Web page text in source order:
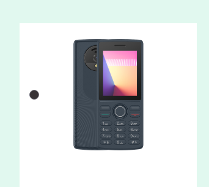
Liste de couleurs disponibles pour le
Noir